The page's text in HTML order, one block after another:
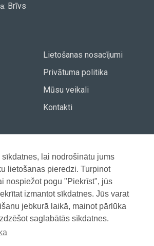
sīkdatnes, lai nodrošinātu jums
lietošanas pieredzi. Turpinot
nospiežot pogu "Piekrīst", jūs
izmantot sīkdatnes. Jūs varat
jebkurā laikā, mainot pārlūka
saglabātās sīkdatnes.
Brīvs
Lietošanas nosacījumi
Privātuma politika
Mūsu veikali
Kontakti
Akcijas avīze
Vietnes karte
Selection, Visas tiesības aizsargātas